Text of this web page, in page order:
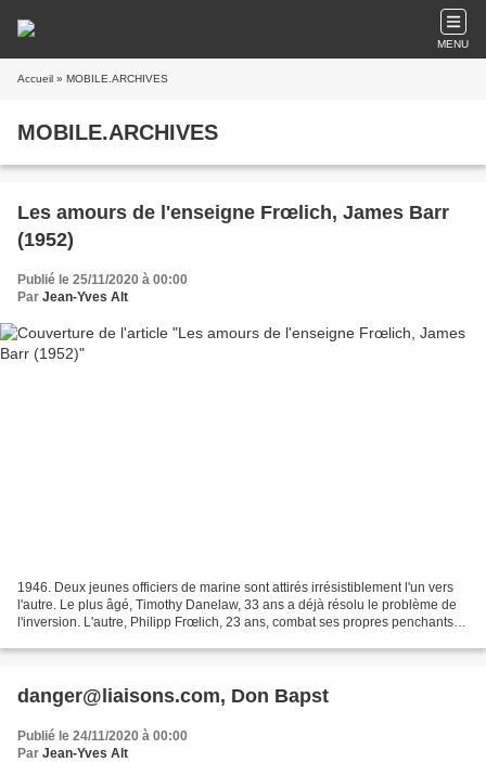
MENU
Accueil » MOBILE.ARCHIVES
MOBILE.ARCHIVES
Les amours de l'enseigne Frœlich, James Barr
(1952)
Publié le 25/11/2020 à 00:00
Par Jean-Yves Alt
1946. Deux jeunes officiers de marine sont attirés irrésistiblement l'un vers
l'autre. Le plus âgé, Timothy Danelaw, 33 ans a déjà résolu le problème de
l'inversion. L'autre, Philipp Frœlich, 23 ans, combat ses propres penchants :
danger@liaisons.com, Don Bapst
Publié le 24/11/2020 à 00:00
Par Jean-Yves Alt